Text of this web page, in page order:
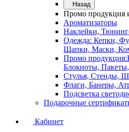
Назад
Промо продукция
Ароматизаторы
Наклейки,
Одежда: Кепки,
Шапки, Маски,
Промо
Блокноты,
Стулья, Стенды,
Флаги, Банеры,
Подсветка
Подарочные
Кабинет